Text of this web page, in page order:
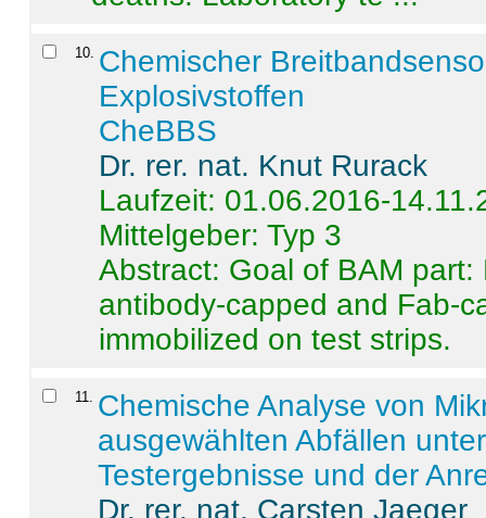
10 Chemischer
Explosivstoffen
CheBBS
Dr. rer. nat. Knut Rurack
Laufzeit: 01.06.2016-
Mittelgeber: Typ 3
Abstract: Goal of BAM
antibody-capped and Fab-
immobilized on test strips.
11
Chemische Analyse von
ausgewählten Abfällen
Testergebnisse und der
Dr. rer. nat. Carsten Jaeger